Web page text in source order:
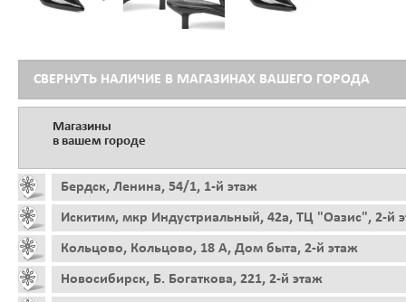
СВЕРНУТЬ НАЛИЧИЕ В МАГАЗИНАХ ВАШЕГО ГОРОДА
Магазины
в вашем городе
Бердск, Ленина, 54/1, 1-й этаж
Искитим, мкр Индустриальный, 42а, ТЦ "Оазис", 2-й
Кольцово, Кольцово, 18 А, Дом быта, 2-й этаж
Новосибирск, Б. Богаткова, 221, 2-й этаж